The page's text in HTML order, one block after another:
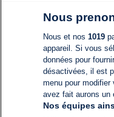
Nous
Nous et nos 1019
appareil. Si vous
données pour
désactivées, il est
menu pour
avez fait aurons un
Nos équipes